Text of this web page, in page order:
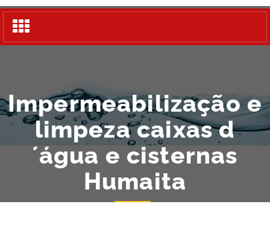
Alternar
navegação
Impermeabilização e
limpeza caixas d
´água e cisternas
Humaita